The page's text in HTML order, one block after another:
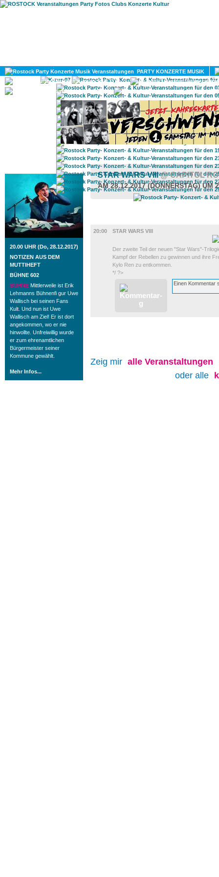
PARTY KONZERTE MUSIK
KULTUR
GAY
ROSTOCK TAGESTIPP
20.00 UHR (Do, 28.12.2017)
NOTIZEN AUS DEM
MUTTIHEFT
BÜHNE 602
BÜHNE Mittlerweile ist Erik
Lehmanns Bühnenfi gur Uwe
Wallisch bei seinen Fans
Kult. Und nun ist Uwe
Wallisch am Ziel! Er ist dort
angekommen, wo er nie
hinwollte. Unfreiwillig wurde
er zum ehrenamtlichen
Bürgermeister seiner
Kommune gewählt.
Mehr Infos...
STAR WARS VIII@ CAPITOL
AM 28.12.2017 (DONNERSTAG) UM
20:00
STAR WARS VIII
Der zweite Teil der neuen "Star Wars"-
Kampf der Rebellen zu gewinnen und ihre
Kylo Ren zu entkommen.
*/ ?>
Zeig mir alle Veranstaltungen
oder alle